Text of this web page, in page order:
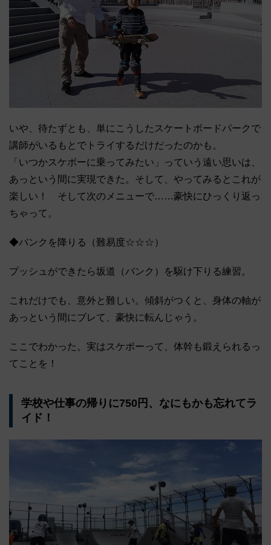
いや、待たずとも、単にこうしたスケートボードパークで
講師がいるもとでトライするだけだったのかも。
「いつかスケボーに乗ってみたい」っていう遠い思いは、
あっという間に実現できた。そして、やってみるとこれが
楽しい！ そして次のメニューで……豪快にひっくり返っ
ちゃって。
◆バンクを降りる（難易度☆☆☆）
プッシュができたら坂道（バンク）を駆け下りる練習。
これだけでも、意外と難しい。傾斜がつくと、身体の軸が
あっという間にブレて、豪快に転んじゃう。
ここでわかった。実はスケボーって、体幹も鍛えられるっ
てことを！
学校や仕事の帰りに750円、なにもかも忘れてラ
イド！